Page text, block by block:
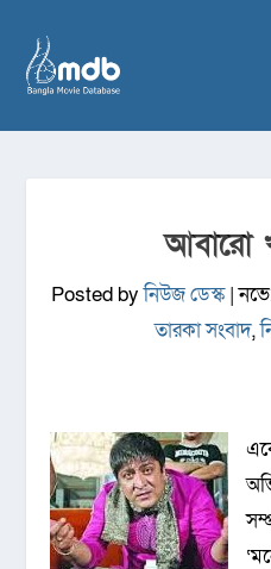
আবারো
Posted byনিউজ ডেস্ক|
তারকা সংবাদ,